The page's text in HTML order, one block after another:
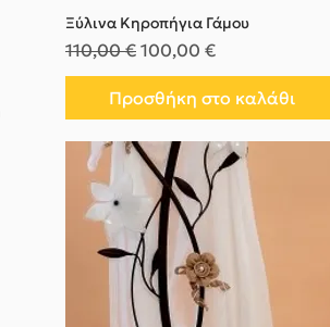
Ξύλινα Κηροπήγια Γάμου
Κανονική τιμή
110,00 € Τιμή Έκπτωσης
100,00 €
Προσθήκη στο καλάθι